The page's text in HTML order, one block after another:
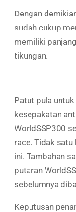
Dengan
sudah cukup
memiliki
tikungan.
Patut pula
kesepakatan
WorldSSP300
race. Tidak
ini. Tambahan
putaran
sebelumnya
Keputusan